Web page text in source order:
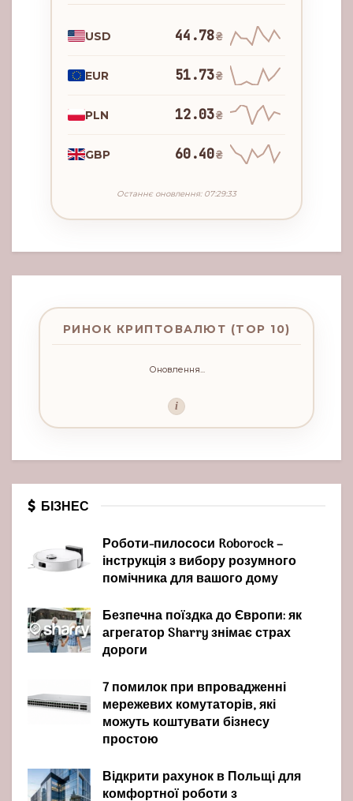
USD 44.78₴
EUR 51.73₴
PLN 12.03₴
GBP 60.40₴
Останнє оновлення: 07:29:33
РИНОК КРИПТОВАЛЮТ (TOP 10)
Оновлення...
i
БІЗНЕС
Роботи-пилососи Roborock –
інструкція з вибору розумного
помічника для вашого дому
Безпечна поїздка до Європи: як
агрегатор Sharry знімає страх
дороги
7 помилок при впровадженні
мережевих комутаторів, які
можуть коштувати бізнесу
простою
Відкрити рахунок в Польщі для
комфортної роботи з